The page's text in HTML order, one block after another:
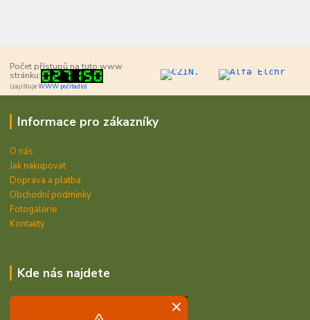
Počet přístupů na tuto www
stránku:
(zajišťujeWWW počítadlo)
Informace pro zákazníky
O nás
Jak nakupovat
Doprava a platba
Obchodní podmínky
Fotogalerie
Kontakty
Kde nás najdete